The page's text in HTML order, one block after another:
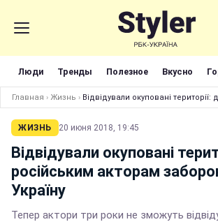
Люди Тренды Полезное Вкусно
Главная › Жизнь › Відвідували окуповані
ЖИЗНЬ 20 июня 2018, 19:45
Відвідували окуповані
російським акторам
Україну
Тепер актори три роки не зможуть